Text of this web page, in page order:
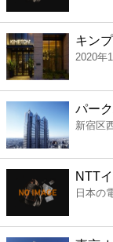
薬局
スーパー
エンタメ
書店
キン
2020年
パー
新宿区
NTT
日本の